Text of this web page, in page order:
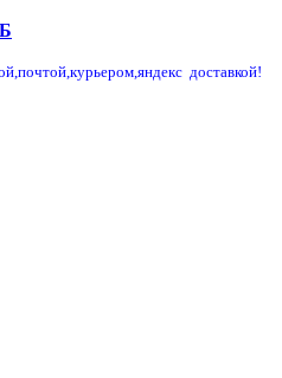
почтой,курьером,яндекс доставкой!